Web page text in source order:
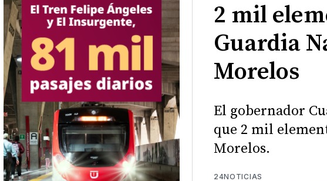
2 mil
Guardia
Morelos
El gobernador
que 2 mil
Morelos.
24NOTICIAS